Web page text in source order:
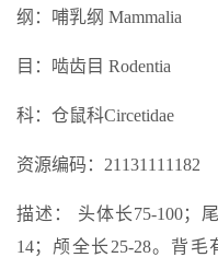
纲：哺乳纲 Mammalia
目：啮齿目 Rodentia
科：仓鼠科Circetidae
资源编码：21131111182
描述： 头体长75-100；
14；颅全长25-28。背